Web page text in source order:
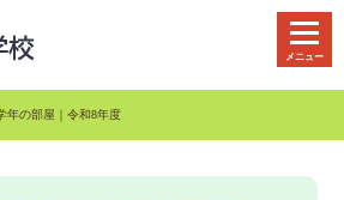
メニュー
年の部屋｜令和8年度